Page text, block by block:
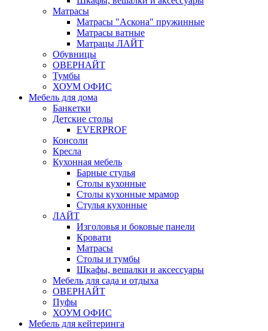
Матрасы
Матрасы "Аскона" пружинные
Матрасы ватные
Матрацы ЛАЙТ
Обувницы
ОВЕРНАЙТ
Тумбы
ХОУМ ОФИС
Мебель для дома
Банкетки
Детские столы
EVERPROF
Консоли
Кресла
Кухонная мебель
Барные стулья
Столы кухонные
Столы кухонные мрамор
Стулья кухонные
ЛАЙТ
Изголовья и боковые панели
Кровати
Матрасы
Столы и тумбы
Шкафы, вешалки и аксессуары
Мебель для сада и отдыха
ОВЕРНАЙТ
Пуфы
ХОУМ ОФИС
Мебель для кейтеринга